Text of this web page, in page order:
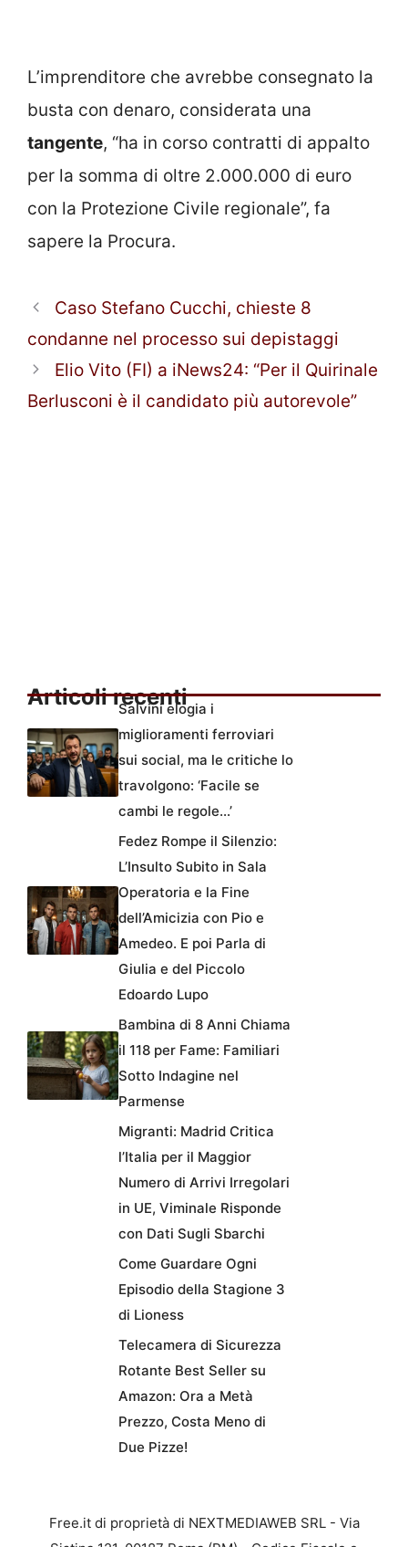
L’imprenditore che avrebbe consegnato la
busta con denaro, considerata una
tangente, “ha in corso contratti di appalto
per la somma di oltre 2.000.000 di euro
con la Protezione Civile regionale”, fa
sapere la Procura.
Caso Stefano Cucchi, chieste 8
condanne nel processo sui depistaggi
Elio Vito (FI) a iNews24: “Per il Quirinale
Berlusconi è il candidato più autorevole”
Articoli recenti
Salvini elogia i
miglioramenti ferroviari
sui social, ma le critiche lo
travolgono: ‘Facile se
cambi le regole…’
Fedez Rompe il Silenzio:
L’Insulto Subito in Sala
Operatoria e la Fine
dell’Amicizia con Pio e
Amedeo. E poi Parla di
Giulia e del Piccolo
Edoardo Lupo
Bambina di 8 Anni Chiama
il 118 per Fame: Familiari
Sotto Indagine nel
Parmense
Migranti: Madrid Critica
l’Italia per il Maggior
Numero di Arrivi Irregolari
in UE, Viminale Risponde
con Dati Sugli Sbarchi
Come Guardare Ogni
Episodio della Stagione 3
di Lioness
Telecamera di Sicurezza
Rotante Best Seller su
Amazon: Ora a Metà
Prezzo, Costa Meno di
Due Pizze!
Free.it di proprietà di NEXTMEDIAWEB SRL - Via